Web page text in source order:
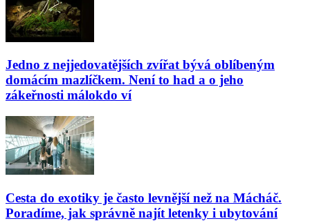
Jedno z nejjedovatějších zvířat bývá oblíbeným
domácím mazlíčkem. Není to had a o jeho
zákeřnosti málokdo ví
Cesta do exotiky je často levnější než na Mácháč.
Poradíme, jak správně najít letenky i ubytování